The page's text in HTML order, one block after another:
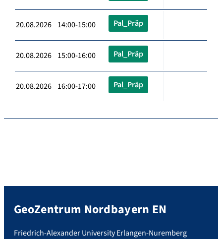
20.08.2026 14:00-15:00 Pal_Präp
20.08.2026 15:00-16:00 Pal_Präp
20.08.2026 16:00-17:00 Pal_Präp
GeoZentrum Nordbayern EN
Friedrich-Alexander University Erlangen-Nuremberg